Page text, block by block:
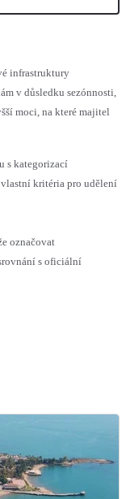
infrastruktury
v důsledku sezónnosti,
moci, na které majitel
s kategorizací
kritéria pro udělení
označovat
s oficiální